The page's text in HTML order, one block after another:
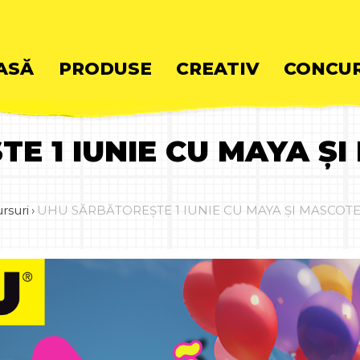
PRODUSE CREATIV
1 IUNIE CU MAYA
› UHU SĂRBĂTOREȘTE 1 IUNIE CU MAYA ȘI